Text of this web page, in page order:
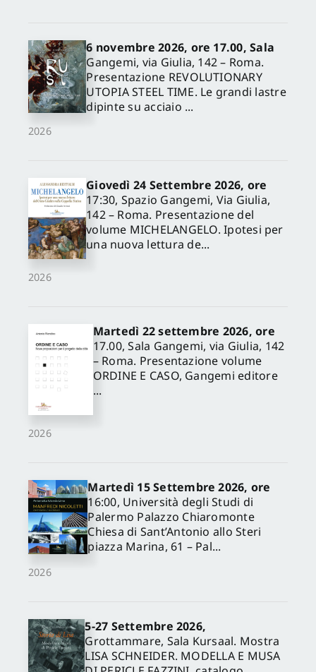
2026
6 novembre 2026, ore 17.00, Sala
Gangemi, via Giulia, 142 – Roma.
Presentazione REVOLUTIONARY
UTOPIA STEEL TIME. Le grandi lastre
dipinte su acciaio ...
2026
Giovedì 24 Settembre 2026, ore
17:30, Spazio Gangemi, Via Giulia,
142 – Roma. Presentazione del
volume MICHELANGELO. Ipotesi per
una nuova lettura de...
2026
Martedì 22 settembre 2026, ore
17.00, Sala Gangemi, via Giulia, 142
– Roma. Presentazione volume
ORDINE E CASO, Gangemi editore
...
2026
Martedì 15 Settembre 2026, ore
16:00, Università degli Studi di
Palermo Palazzo Chiaromonte
Chiesa di Sant’Antonio allo Steri
piazza Marina, 61 – Pal...
5-27 Settembre 2026,
Grottammare, Sala Kursaal. Mostra
LISA SCHNEIDER. MODELLA E MUSA